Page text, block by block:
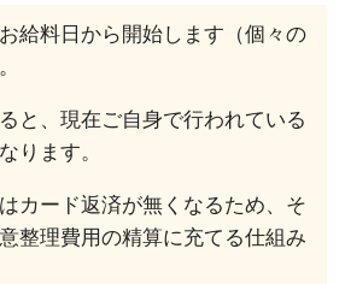
給料日から開始します（個々の
と、現在ご自身で行われている
ります。
カード返済が無くなるため、そ
整理費用の精算に充てる仕組み